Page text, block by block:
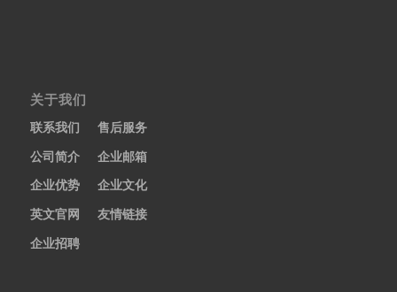
关于我们
联系我们
售后服务
公司简介
企业邮箱
企业优势
企业文化
英文官网
友情链接
企业招聘